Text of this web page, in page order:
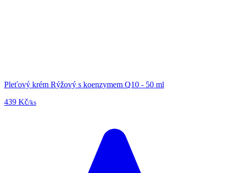
Pleťový krém Rýžový s koenzymem Q10 - 50 ml
439 Kč/ks